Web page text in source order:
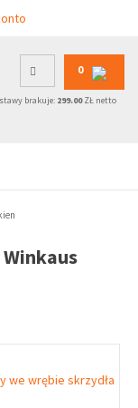
0
brakuje: 299.00ZŁ netto